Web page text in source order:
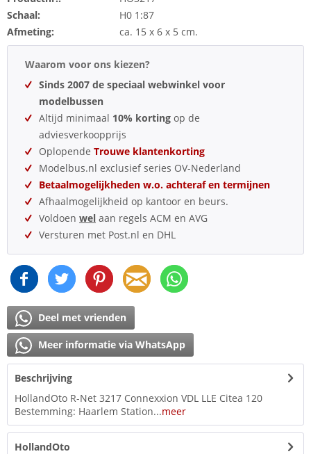
Schaal:
H0 1:87
Afmeting:
ca. 15 x 6 x 5 cm.
Waarom voor ons kiezen?
Sinds 2007 de speciaal webwinkel voor
modelbussen
Altijd minimaal 10% korting op de
adviesverkoopprijs
Oplopende Trouwe klantenkorting
Modelbus.nl exclusief series OV-Nederland
Betaalmogelijkheden w.o. achteraf en termijnen
Afhaalmogelijkheid op kantoor en beurs.
Voldoen wel aan regels ACM en AVG
Versturen met Post.nl en DHL
Deel met vrienden
Meer informatie via WhatsApp
Beschrijving
HollandOto R-Net 3217 Connexxion VDL LLE Citea 120
Bestemming: Haarlem Station...meer
HollandOto